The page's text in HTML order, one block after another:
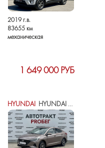
2019 г.в.
83655 км
механическая
1 649 000 РУБ
HYUNDAI HYUNDAI SOLARIS II РЕСТАЙЛИНГ